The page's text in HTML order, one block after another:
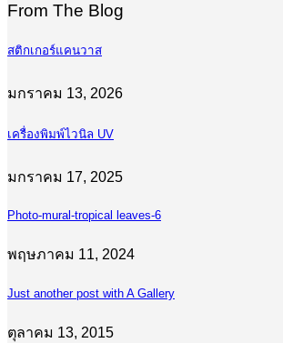
From The Blog
สติกเกอร์แคนวาส
มกราคม 13, 2026
เครื่องพิมพ์ไวนิล UV
มกราคม 17, 2025
Photo-mural-tropical leaves-6
พฤษภาคม 11, 2024
Just another post with A Gallery
ตุลาคม 13, 2015